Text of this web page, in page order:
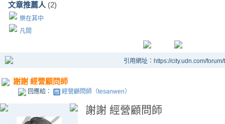
文章推薦人 (2)
樂在其中
凡間
引用網址：https://city.udn.com/
謝謝 經營顧問師
回應給： 經營顧問師（tesanwen）
謝謝 經營顧問師